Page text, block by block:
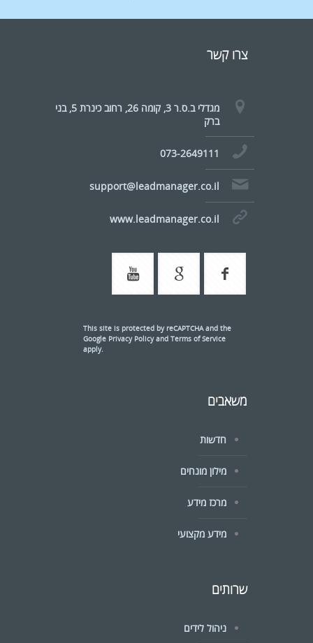
צרו קשר
מגדלי ב.ס.ר 3, קומה 26, רחוב כינרת 5, בני
ברק
073-2649111
support@leadmanager.co.il
www.leadmanager.co.il
This site is protected by reCAPTCHA and the
Google Privacy Policyand Terms of Service
apply.
משאבים
חדשות
מילון מונחים
מרכז מידע
מידע מקצועי
שרותים
ניהול לידים